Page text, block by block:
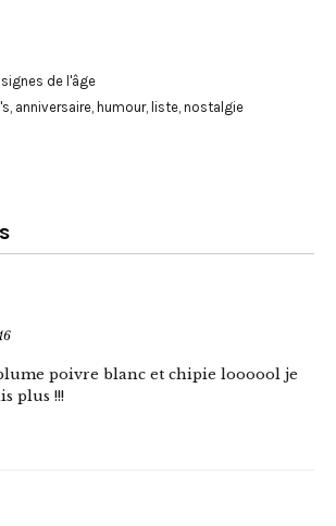
de l'âge
anniversaire, humour, liste, nostalgie
poivre blanc et chipie loooool je
plus !!!